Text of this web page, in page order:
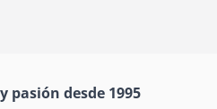
pasión desde 1995